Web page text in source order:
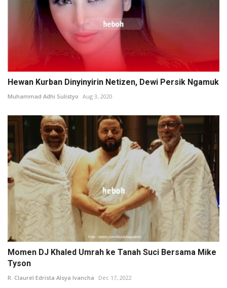
Hewan Kurban Dinyinyirin Netizen, Dewi Persik Ngamuk
Muhammad Adhi Sulistyo Aug 3, 2020
Momen DJ Khaled Umrah ke Tanah Suci Bersama Mike
Tyson
R. Claurel Edrista Alsya Ivancha Dec 17, 2022